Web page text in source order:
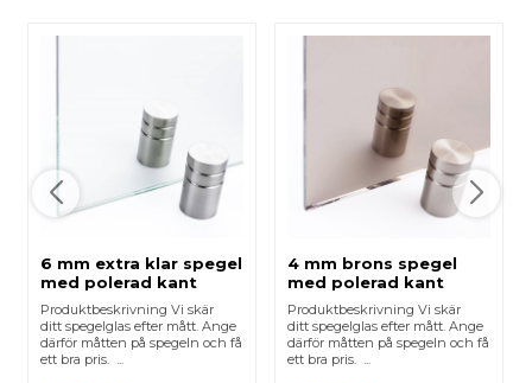
6 mm extra klar spegel
med polerad kant
Produktbeskrivning Vi skär
ditt spegelglas efter mått. Ange
därför måtten på spegeln och få
ett bra pris. ...
4 mm brons spegel
med polerad kant
Produktbeskrivning Vi skär
ditt spegelglas efter mått. Ange
därför måtten på spegeln och få
ett bra pris. ...